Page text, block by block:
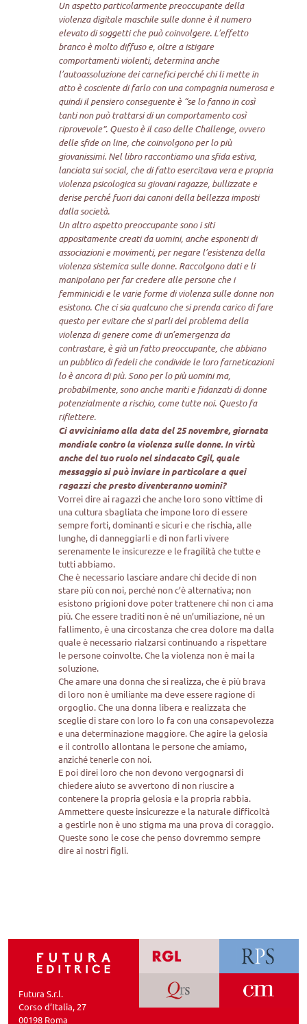
Un aspetto particolarmente preoccupante della
violenza digitale maschile sulle donne è il numero
elevato di soggetti che può coinvolgere. L’effetto
branco è molto diffuso e, oltre a istigare
comportamenti violenti, determina anche
l’autoassoluzione dei carnefici perché chi li mette in
atto è cosciente di farlo con una compagnia numerosa e
quindi il pensiero conseguente è “se lo fanno in così
tanti non può trattarsi di un comportamento così
riprovevole”. Questo è il caso delle Challenge, ovvero
delle sfide on line, che coinvolgono per lo più
giovanissimi. Nel libro raccontiamo una sfida estiva,
lanciata sui social, che di fatto esercitava vera e propria
violenza psicologica su giovani ragazze, bullizzate e
derise perché fuori dai canoni della bellezza imposti
dalla società.
Un altro aspetto preoccupante sono i siti
appositamente creati da uomini, anche esponenti di
associazioni e movimenti, per negare l’esistenza della
violenza sistemica sulle donne. Raccolgono dati e li
manipolano per far credere alle persone che i
femminicidi e le varie forme di violenza sulle donne non
esistono. Che ci sia qualcuno che si prenda carico di fare
questo per evitare che si parli del problema della
violenza di genere come di un’emergenza da
contrastare, è già un fatto preoccupante, che abbiano
un pubblico di fedeli che condivide le loro farneticazioni
lo è ancora di più. Sono per lo più uomini ma,
probabilmente, sono anche mariti e fidanzati di donne
potenzialmente a rischio, come tutte noi. Questo fa
riflettere.
Ci avviciniamo alla data del 25 novembre, giornata
mondiale contro la violenza sulle donne. In virtù
anche del tuo ruolo nel sindacato Cgil, quale
messaggio si può inviare in particolare a quei
ragazzi che presto diventeranno uomini?
Vorrei dire ai ragazzi che anche loro sono vittime di
una cultura sbagliata che impone loro di essere
sempre forti, dominanti e sicuri e che rischia, alle
lunghe, di danneggiarli e di non farli vivere
serenamente le insicurezze e le fragilità che tutte e
tutti abbiamo.
Che è necessario lasciare andare chi decide di non
stare più con noi, perché non c’è alternativa; non
esistono prigioni dove poter trattenere chi non ci ama
più. Che essere traditi non è né un’umiliazione, né un
fallimento, è una circostanza che crea dolore ma dalla
quale è necessario rialzarsi continuando a rispettare
le persone coinvolte. Che la violenza non è mai la
soluzione.
Che amare una donna che si realizza, che è più brava
di loro non è umiliante ma deve essere ragione di
orgoglio. Che una donna libera e realizzata che
sceglie di stare con loro lo fa con una consapevolezza
e una determinazione maggiore. Che agire la gelosia
e il controllo allontana le persone che amiamo,
anziché tenerle con noi.
E poi direi loro che non devono vergognarsi di
chiedere aiuto se avvertono di non riuscire a
contenere la propria gelosia e la propria rabbia.
Ammettere queste insicurezze e la naturale difficoltà
a gestirle non è uno stigma ma una prova di coraggio.
Queste sono le cose che penso dovremmo sempre
dire ai nostri figli.
Futura S.r.l.
Corso d’Italia, 27
00198 Roma